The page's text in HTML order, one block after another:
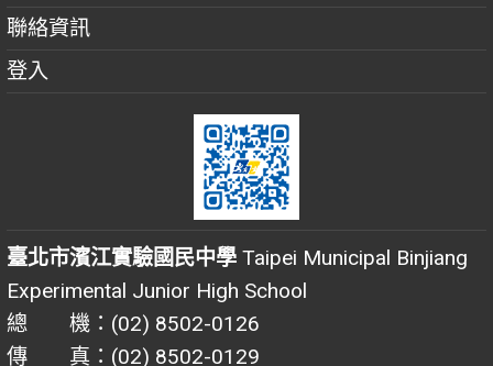
聯絡資訊
登入
臺北市濱江實驗國民中學 Taipei Municipal Binjiang
Experimental Junior High School
總 機：(02) 8502-0126
傳 真：(02) 8502-0129